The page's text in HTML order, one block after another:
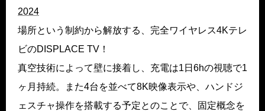
2024
場所という制約から解放する、完全ワイヤレス4Kテレ
ビのDISPLACE TV！
真空技術によって壁に接着し、充電は1日6hの視聴で1
ヶ月持続。また4台を並べて8K映像表示や、ハンドジ
ェスチャ操作を搭載する予定とのことで、固定概念を